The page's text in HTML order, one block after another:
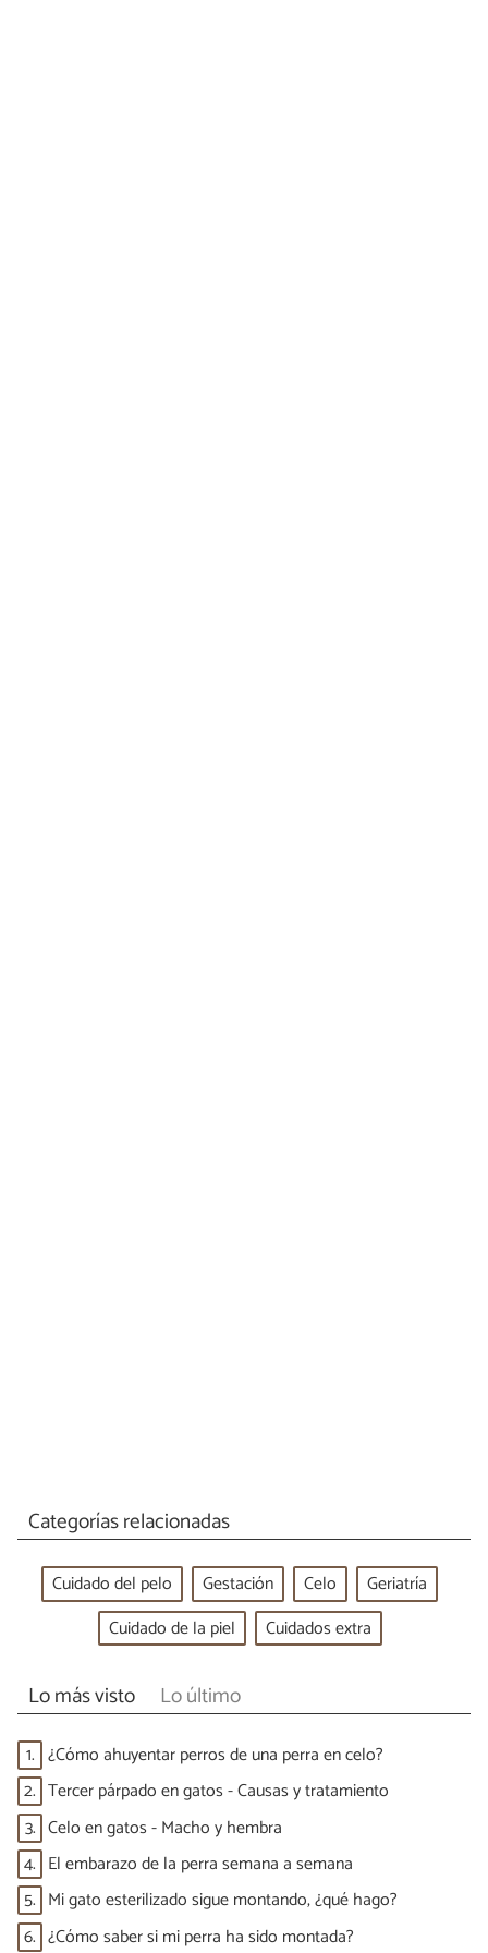
Categorías relacionadas
Cuidado del pelo Gestación Celo
Geriatría
Cuidado de la piel
Cuidados extra
Lo más visto Lo último
1. ¿Cómo ahuyentar perros de una perra en celo?
2. Tercer párpado en gatos - Causas y tratamiento
3. Celo en gatos - Macho y hembra
4. El embarazo de la perra semana a semana
5. Mi gato esterilizado sigue montando, ¿qué hago?
6. ¿Cómo saber si mi perra ha sido montada?